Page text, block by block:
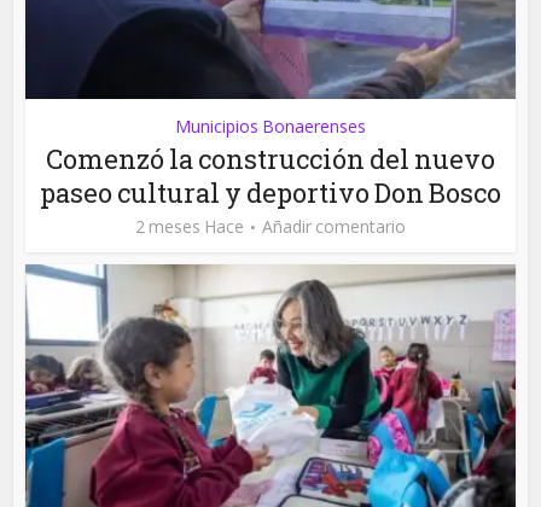
Municipios Bonaerenses
Comenzó la construcción del nuevo
paseo cultural y deportivo Don Bosco
2 meses Hace Añadir comentario